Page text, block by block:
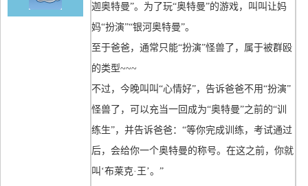
迦奥特曼”。为了玩“奥特曼”的游戏，叫叫让妈
妈“扮演”“银河奥特曼”。
至于爸爸，通常只能“扮演”怪兽了，属于被群殴
的类型~~~
不过，今晚叫叫“心情好”，告诉爸爸不用“扮演”
怪兽了，可以充当一回成为“奥特曼”之前的“训
练生”，并告诉爸爸：“等你完成训练，考试通过
后，会给你一个奥特曼的称号。在这之前，你就
叫‘布莱克·王’。”